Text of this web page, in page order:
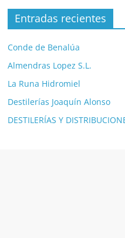
Entradas recientes
Conde de Benalúa
Almendras Lopez S.L.
La Runa Hidromiel
Destilerías Joaquín Alonso
DESTILERÍAS Y